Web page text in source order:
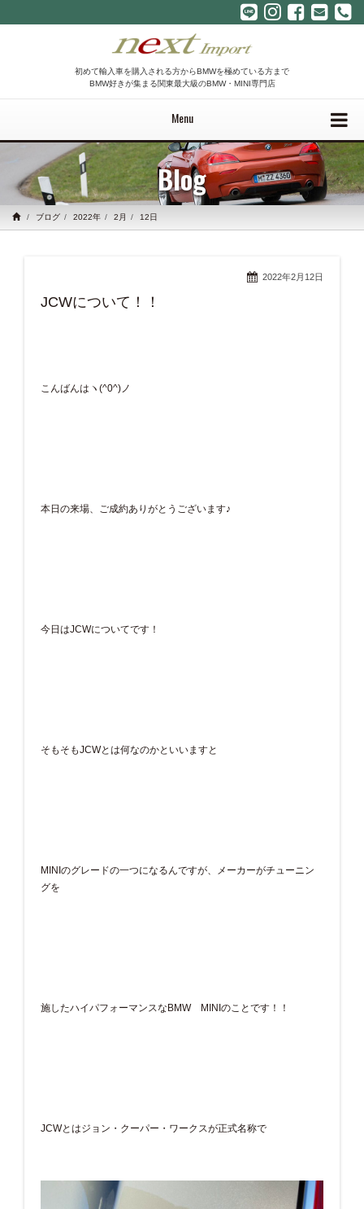
初めて輸入車を購入される方からBMWを極めている方まで
BMW好きが集まる関東最大級のBMW・MINI専門店
Menu
Blog
ブログ 2022年 2月 12日
2022年2月12日
JCWについて！！
こんばんはヽ(^0^)ノ
本日の来場、ご成約ありがとうございます♪
今日はJCWについてです！
そもそもJCWとは何なのかといいますと
MINIのグレードの一つになるんですが、メーカーがチューニン
グを
施したハイパフォーマンスなBMW MINIのことです！！
JCWとはジョン・クーパー・ワークスが正式名称で